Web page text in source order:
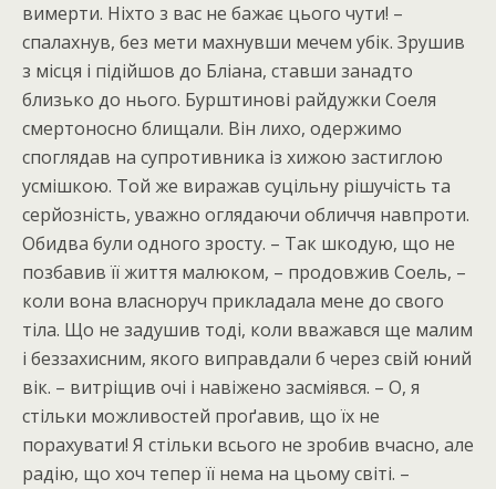
вимерти. Ніхто з вас не бажає цього чути! –
спалахнув, без мети махнувши мечем убік. Зрушив
з місця і підійшов до Бліана, ставши занадто
близько до нього. Бурштинові райдужки Соеля
смертоносно блищали. Він лихо, одержимо
споглядав на супротивника із хижою застиглою
усмішкою. Той же виражав суцільну рішучість та
серйозність, уважно оглядаючи обличчя навпроти.
Обидва були одного зросту. – Так шкодую, що не
позбавив її життя малюком, – продовжив Соель, –
коли вона власноруч прикладала мене до свого
тіла. Що не задушив тоді, коли вважався ще малим
і беззахисним, якого виправдали б через свій юний
вік. – витріщив очі і навіжено засміявся. – О, я
стільки можливостей проґавив, що їх не
порахувати! Я стільки всього не зробив вчасно, але
радію, що хоч тепер її нема на цьому світі. –